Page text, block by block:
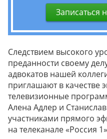
Записаться
Следствием высокого
преданности своему
адвокатов нашей
приглашают в качестве
телевизионные
Алена Адлер и
участниками прямого
на телеканале «Россия